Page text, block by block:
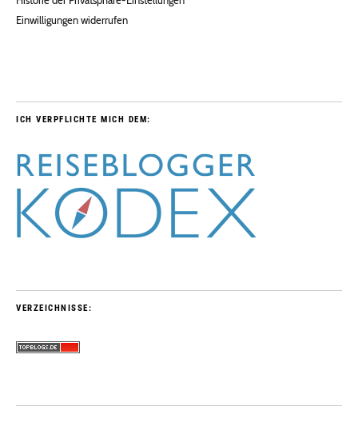
Einwilligungen widerrufen
ICH VERPFLICHTE MICH DEM:
VERZEICHNISSE: